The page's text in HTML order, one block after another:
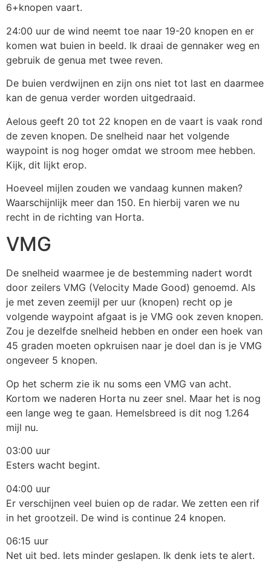
6+knopen vaart.
24:00 uur de wind neemt toe naar 19-20 knopen en er
komen wat buien in beeld. Ik draai de gennaker weg en
gebruik de genua met twee reven.
De buien verdwijnen en zijn ons niet tot last en daarmee
kan de genua verder worden uitgedraaid.
Aelous geeft 20 tot 22 knopen en de vaart is vaak rond
de zeven knopen. De snelheid naar het volgende
waypoint is nog hoger omdat we stroom mee hebben.
Kijk, dit lijkt erop.
Hoeveel mijlen zouden we vandaag kunnen maken?
Waarschijnlijk meer dan 150. En hierbij varen we nu
recht in de richting van Horta.
VMG
De snelheid waarmee je de bestemming nadert wordt
door zeilers VMG (Velocity Made Good) genoemd. Als
je met zeven zeemijl per uur (knopen) recht op je
volgende waypoint afgaat is je VMG ook zeven knopen.
Zou je dezelfde snelheid hebben en onder een hoek van
45 graden moeten opkruisen naar je doel dan is je VMG
ongeveer 5 knopen.
Op het scherm zie ik nu soms een VMG van acht.
Kortom we naderen Horta nu zeer snel. Maar het is nog
een lange weg te gaan. Hemelsbreed is dit nog 1.264
mijl nu.
03:00 uur
Esters wacht begint.
04:00 uur
Er verschijnen veel buien op de radar. We zetten een rif
in het grootzeil. De wind is continue 24 knopen.
06:15 uur
Net uit bed. Iets minder geslapen. Ik denk iets te alert.